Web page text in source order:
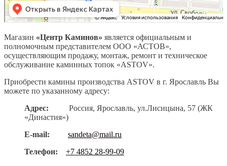
Магазин «Центр Каминов» является официальным и
полномочным представителем ООО «АСТОВ»,
осуществляющим продажу, монтаж, ремонт и техническое
обслуживание каминных топок «АSTOV».
Приобрести камины производства ASTOV в г. Ярославль Вы
можете по указанному адресу:
Адрес:
Россия, Ярославль, ул.Лисицына, 57 (ЖК
«Династия»)
E-mail:
sandeta@mail.ru
Телефон:
+7 4852 28-99-09